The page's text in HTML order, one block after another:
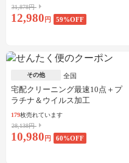
31,878円
12,980 円 59%OFF
その他 全国
宅配クリーニング最速10点＋プ
ラチナ＆ウイルス加工
179枚売れています
28,138円
10,980 円 60%OFF